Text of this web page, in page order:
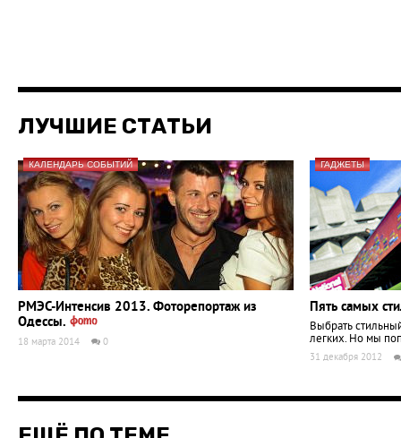
ЛУЧШИЕ СТАТЬИ
КАЛЕНДАРЬ СОБЫТИЙ
РМЭС-Интенсив 2013. Фоторепортаж из
Одессы.
18 марта 2014 0
ГАДЖЕТЫ
Пять самых
Выбрать
легких. Но мы
31 декабря 2012